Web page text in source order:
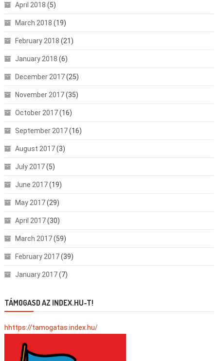
April 2018 (5)
March 2018 (19)
February 2018 (21)
January 2018 (6)
December 2017(25)
November 2017(35)
October 2017(16)
September 2017(16)
August 2017(3)
July 2017(5)
June 2017(19)
May 2017(29)
April 2017(30)
March 2017(59)
February 2017(39)
January 2017(7)
TÁMOGASD AZ INDEX.HU-T!
hhttps://tamogatas.index.hu/